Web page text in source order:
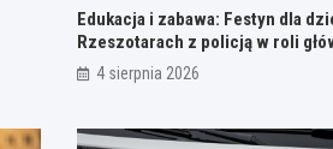
Edukacja i zabawa: Festyn dla
Rzeszotarach z policją w roli
4 sierpnia 2026